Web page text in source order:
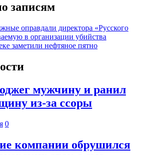
записям
оправдали директора «Русского
в организации убийства
заметили нефтяное пятно
мужчину и ранил
из-за ссоры
0
компании обрушился